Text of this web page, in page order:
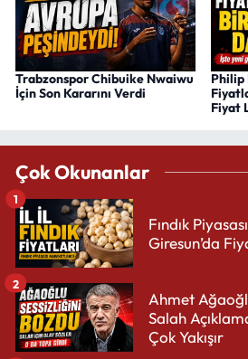
Trabzonspor Chibuike Nwaiwu
İçin Son Kararını Verdi
Philip
Fiyat
Çok Okunanlar
Fındık
Giresun’da
1
Ahmet
Salah
Çok Yakışır
2